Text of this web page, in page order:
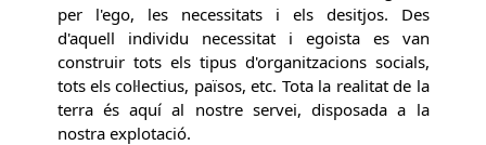
per l'ego, les necessitats i els desitjos. Des
d'aquell individu necessitat i egoista es van
construir tots els tipus d'organitzacions socials,
tots els col·lectius, països, etc. Tota la realitat de la
terra és aquí al nostre servei, disposada a la
nostra explotació.